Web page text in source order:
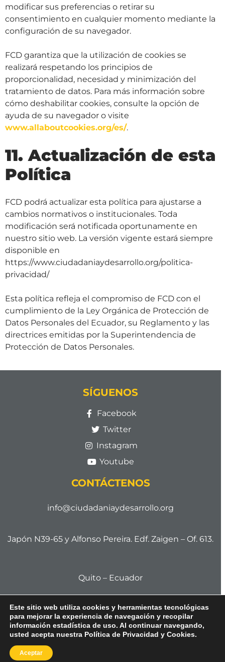
modificar sus preferencias o retirar su
consentimiento en cualquier momento mediante la
configuración de su navegador.
FCD garantiza que la utilización de cookies se
realizará respetando los principios de
proporcionalidad, necesidad y minimización del
tratamiento de datos. Para más información sobre
cómo deshabilitar cookies, consulte la opción de
ayuda de su navegador o visite
www.allaboutcookies.org/es/.
11. Actualización de esta
Política
FCD podrá actualizar esta política para ajustarse a
cambios normativos o institucionales. Toda
modificación será notificada oportunamente en
nuestro sitio web. La versión vigente estará siempre
disponible en
https://www.ciudadaniaydesarrollo.org/politica-
privacidad/
Esta política refleja el compromiso de FCD con el
cumplimiento de la Ley Orgánica de Protección de
Datos Personales del Ecuador, su Reglamento y las
directrices emitidas por la Superintendencia de
Protección de Datos Personales.
SÍGUENOS
Facebook
Twitter
Instagram
Youtube
CONTÁCTENOS
info@ciudadaniaydesarrollo.org
Japón N39-65 y Alfonso Pereira. Edf. Zaigen – Of. 613.
Quito – Ecuador
Cod. Postal 170506
Este sitio web utiliza cookies y herramientas tecnológicas
para mejorar la experiencia de navegación y recopilar
información estadística de uso. Al continuar navegando,
usted acepta nuestra Política de Privacidad y Cookies.
Aceptar